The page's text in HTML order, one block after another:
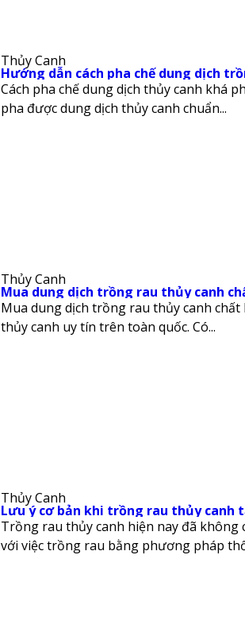
Thủy Canh
Hướng dẫn cách pha chế dung dịch
Cách pha chế dung dịch thủy canh khá
pha được dung dịch thủy canh chuẩn...
Thủy Canh
Mua dung dịch trồng rau thủy canh
Mua dung dịch trồng rau thủy canh
thủy canh uy tín trên toàn quốc. Có...
Thủy Canh
Lưu ý cơ bản khi trồng rau thủy canh
Trồng rau thủy canh hiện nay đã
với việc trồng rau bằng phương pháp